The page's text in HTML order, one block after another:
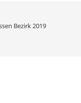
Bezirk 2019